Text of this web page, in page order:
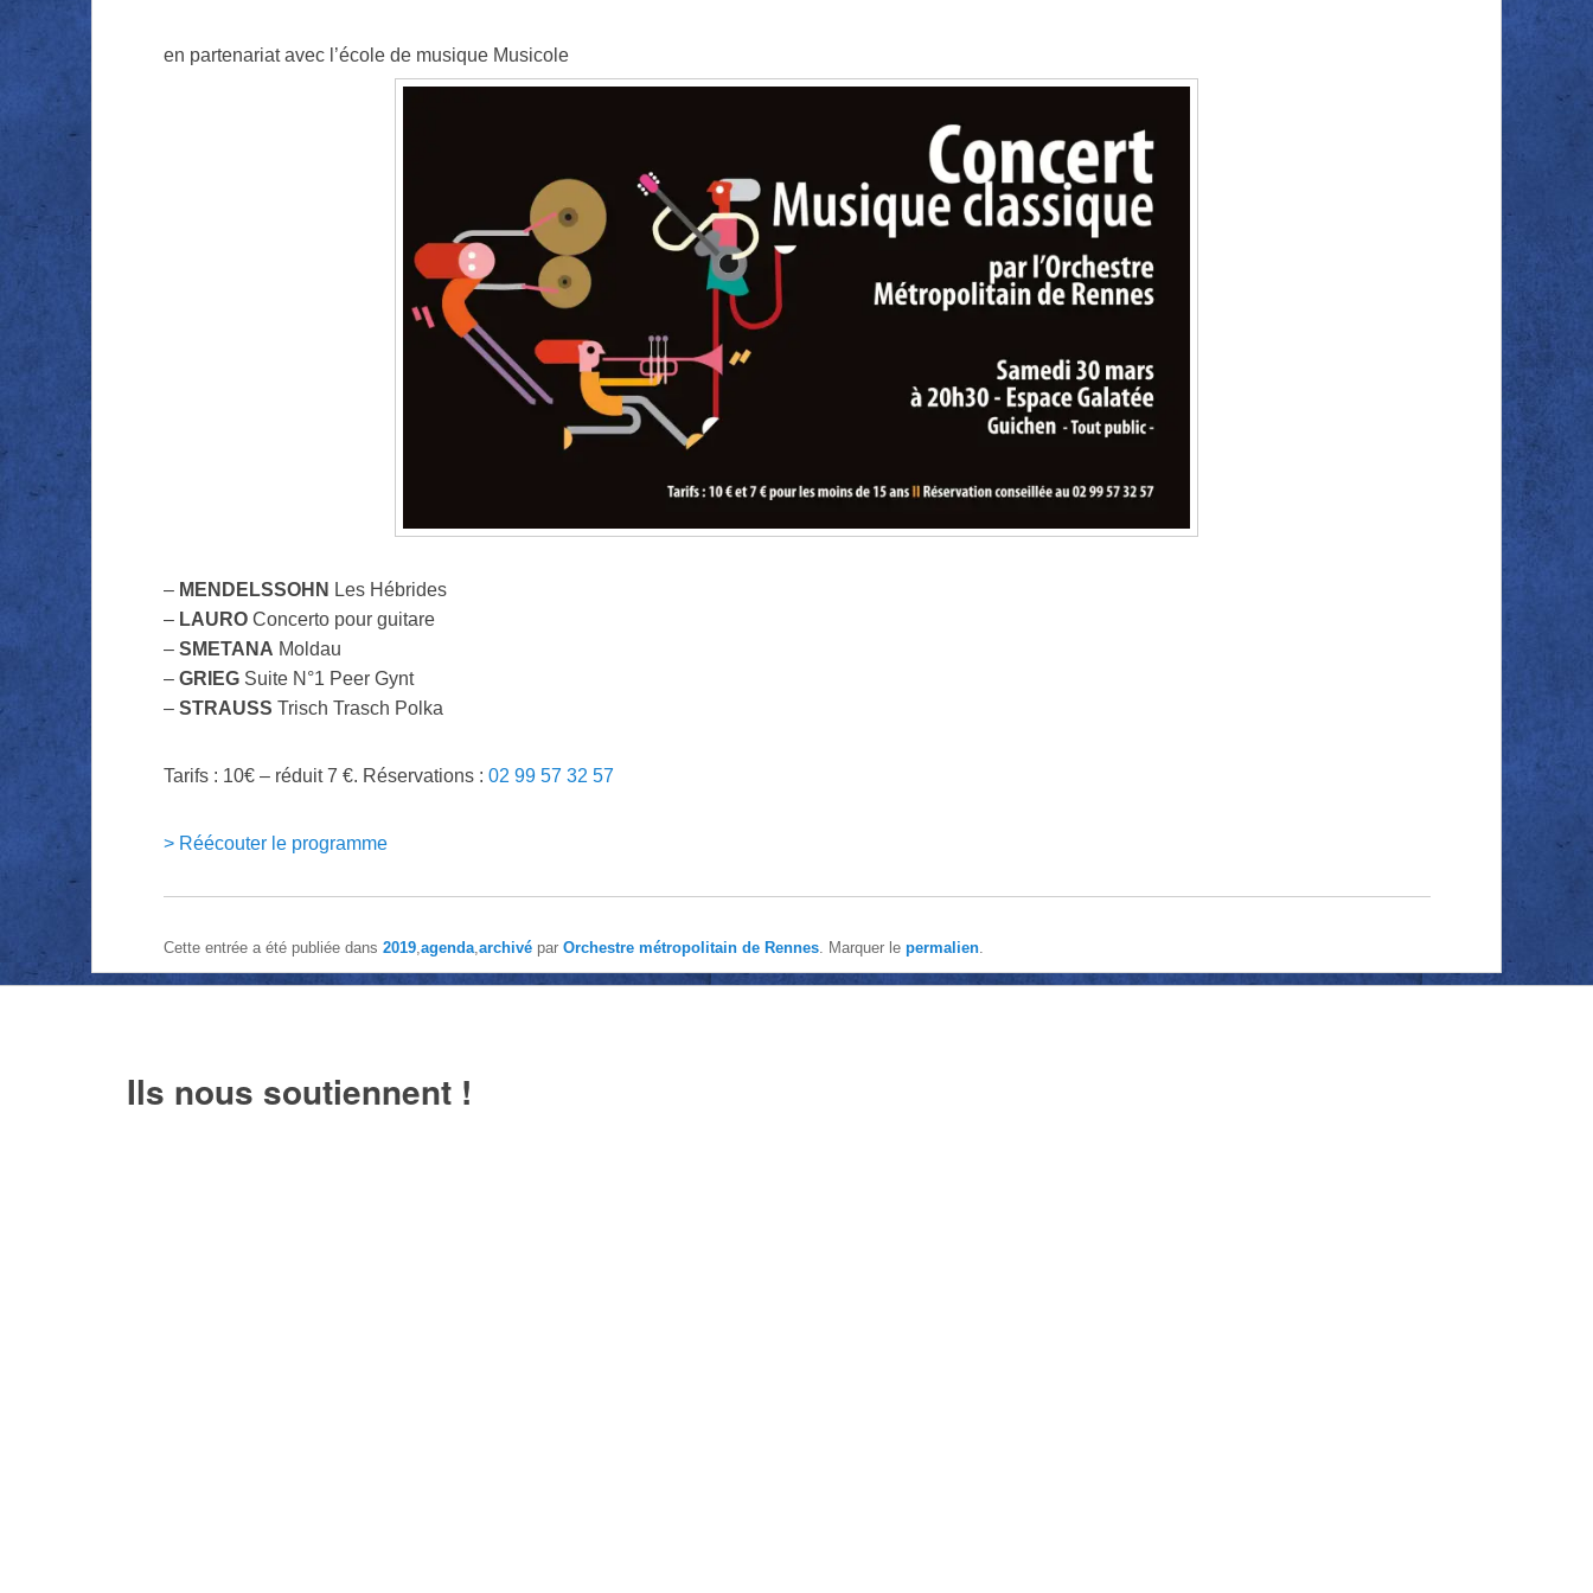
en partenariat avec l’école de musique Musicole
– MENDELSSOHN Les Hébrides
– LAUROConcerto pour guitare
– SMETANA Moldau
– GRIEGSuite N°1 Peer Gynt
– STRAUSS Trisch Trasch Polka
Tarifs : 10€ – réduit 7 €. Réservations : 02 99 57 32 57
> Réécouter le programme
Cette entrée a été publiée dans 2019,agenda,archivépar Orchestre métropolitain de Rennes. Marquer le permalien.
Ils nous soutiennent !